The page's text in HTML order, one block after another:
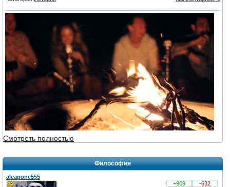
из 5,
Смотреть полностью
Философия
alcapone555
+909
-632